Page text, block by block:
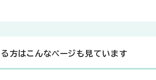
方はこんなページも見ています